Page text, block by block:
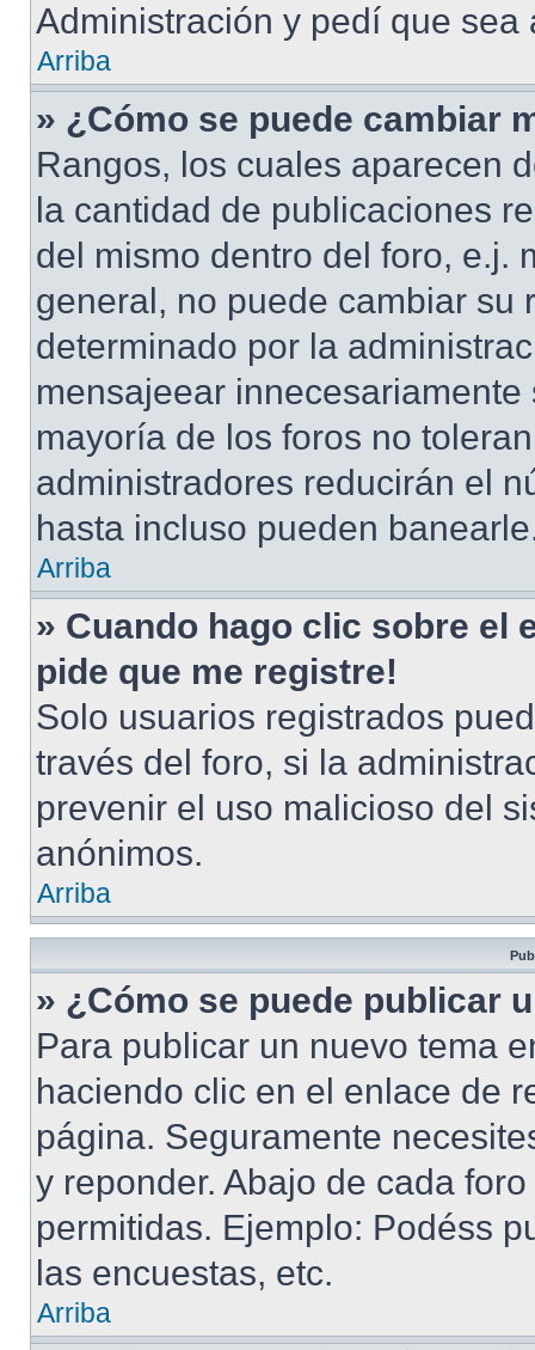
Administración y pedí que sea
Arriba
» ¿Cómo se puede cambiar
Rangos, los cuales aparecen
la cantidad de publicaciones
del mismo dentro del foro, e.j.
general, no puede cambiar su
determinado por la
mensajeear
mayoría de los foros no
administradores reducirán el
hasta incluso pueden
Arriba
» Cuando hago clic sobre el
pide que me registre!
Solo usuarios registrados
través del foro, si la
prevenir el uso malicioso del
anónimos.
Arriba
» ¿Cómo se puede publicar
Para publicar un nuevo tema
haciendo clic en el enlace de
página. Seguramente
y reponder. Abajo de cada
permitidas. Ejemplo: Podéss
las encuestas, etc.
Arriba